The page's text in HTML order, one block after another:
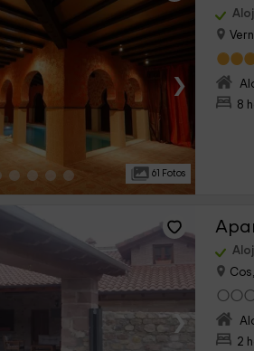
›
61 Fotos
8
›
2